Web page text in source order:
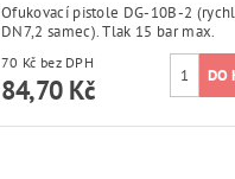
Ofukovací pistole DG-10B-2
DN7,2 samec). Tlak 15 bar max.
70 Kč bez DPH
84,70 Kč